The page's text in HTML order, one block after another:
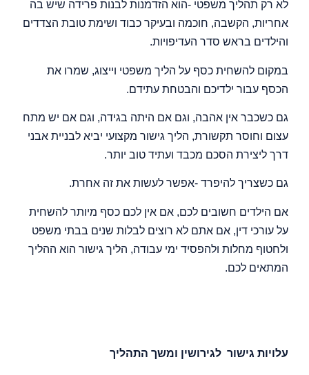
לא רק תהליך משפטי -הוא הזדמנות לבנות פרידה שיש בה
אחריות, הקשבה, חוכמה ובעיקר כבוד ושימת טובת הצדדים
והילדים בראש סדר העדיפויות.
במקום להשחית כסף על הליך משפטי וייצוג, שמרו את
הכסף עבור ילדיכם והבטחת עתידם.
גם כשכבר אין אהבה, וגם אם היתה בגידה, וגם אם יש מתח
עצום וחוסר תקשורת, הליך גישור מקצועי יביא לבניית אבני
דרך ליצירת הסכם מכבד ועתיד טוב יותר.
גם כשצריך להיפרד -אפשר לעשות את זה אחרת.
אם הילדים חשובים לכם, אם אין לכם כסף מיותר להשחית
על עורכי דין, אם אתם לא רוצים לבלות שנים בבתי משפט
ולחטוף מחלות ולהפסיד ימי עבודה, הליך גישור הוא ההליך
המתאים לכם.
עלויות גישור לגירושין ומשך התהליך